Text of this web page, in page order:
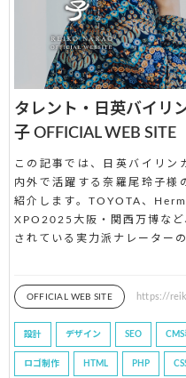
タレント・日英バイリ
子 OFFICIAL WEB SITE
この記事では、日英バイリン
内外で活躍する奈羅尾玲子様
紹介します。TOYOTA、
XPO2025大阪・関西万博など
されている実力派ナレーター
OFFICIAL WEB SITE https://
設計 デザイン SEO CMS
ロゴ制作 HTML PHP